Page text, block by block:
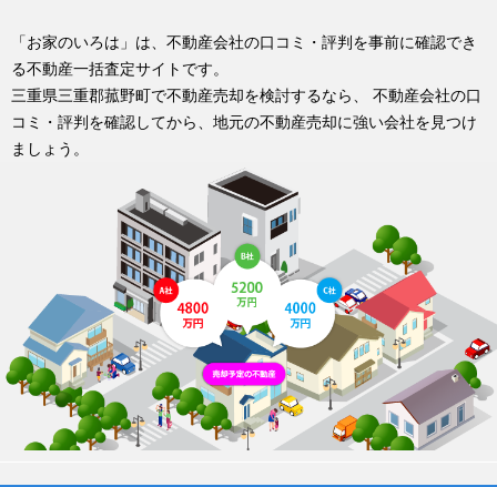
「お家のいろは」は、不動産会社の口コミ・評判を事前に確認でき
る不動産一括査定サイトです。
三重県三重郡菰野町で不動産売却を検討するなら、 不動産会社の口
コミ・評判を確認してから、地元の不動産売却に強い会社を見つけ
ましょう。